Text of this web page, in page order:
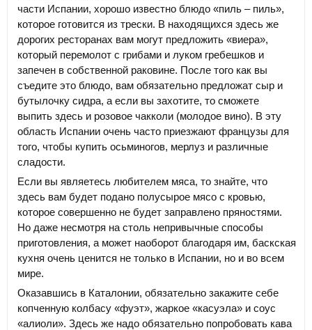
части Испании, хорошо известно блюдо «пиль – пиль»,
которое готовится из трески. В находящихся здесь же
дорогих ресторанах вам могут предложить «виера»,
который перемолот с грибами и луком гребешков и
запечен в собственной раковине. После того как вы
съедите это блюдо, вам обязательно предложат сыр и
бутылочку сидра, а если вы захотите, то сможете
выпить здесь и розовое чакколи (молодое вино). В эту
область Испании очень часто приезжают французы для
того, чтобы купить осьминогов, мерлуз и различные
сладости.
Если вы являетесь любителем мяса, то знайте, что
здесь вам будет подано полусырое мясо с кровью,
которое совершенно не будет заправлено пряностями.
Но даже несмотря на столь непривычные способы
приготовления, а может наоборот благодаря им, баскская
кухня очень ценится не только в Испании, но и во всем
мире.
Оказавшись в Каталонии, обязательно закажите себе
копченную колбасу «фуэт», жаркое «касуэла» и соус
«алиоли». Здесь же надо обязательно попробовать кава